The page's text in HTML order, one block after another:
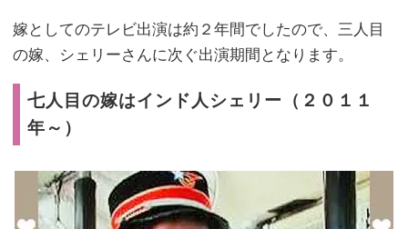
嫁としてのテレビ出演は約２年間でしたので、三人目
の嫁、シェリーさんに次ぐ出演期間となります。
七人目の嫁はインド人シェリー（２０１１
年～）